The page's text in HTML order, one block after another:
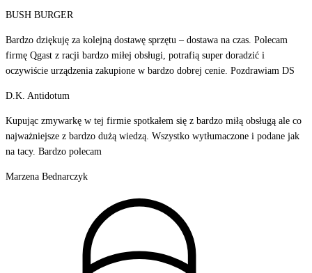
BUSH BURGER
Bardzo dziękuję za kolejną dostawę sprzętu – dostawa na czas. Polecam
firmę Qgast z racji bardzo miłej obsługi, potrafią super doradzić i
oczywiście urządzenia zakupione w bardzo dobrej cenie. Pozdrawiam DS
D.K. Antidotum
Kupując zmywarkę w tej firmie spotkałem się z bardzo miłą obsługą ale co
najważniejsze z bardzo dużą wiedzą. Wszystko wytłumaczone i podane jak
na tacy. Bardzo polecam
Marzena Bednarczyk